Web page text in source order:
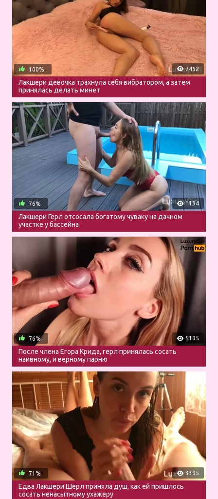
7452
100%
Лакшери девочка трахнула себя вибратором, а затем
принялась делать минет
1134
76%
Лакшери Герл отсосала богатому чуваку на дачном
участке у бассейна
5195
76%
После члена Егора Крида, герл принялась сосать
наивному, и верному парню
3395
71%
Едва Лакшери Шерл приняла душ, как ей пришлось
сосать ненасытному ухажеру